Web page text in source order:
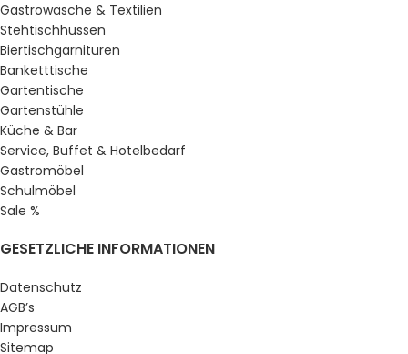
Gastrowäsche & Textilien
Stehtischhussen
Biertischgarnituren
Banketttische
Gartentische
Gartenstühle
Küche & Bar
Service, Buffet & Hotelbedarf
Gastromöbel
Schulmöbel
Sale %
GESETZLICHE INFORMATIONEN
Datenschutz
AGB’s
Impressum
Sitemap